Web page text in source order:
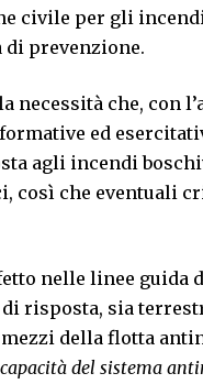
civile per gli
prevenzione.
necessità che, con
ed
agli incendi
così che eventuali
nelle linee guida
risposta, sia
della flotta
capacità del sistema